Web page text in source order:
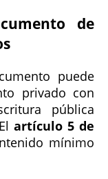
de
puede
privado con
pública
artículo 5 de
mínimo